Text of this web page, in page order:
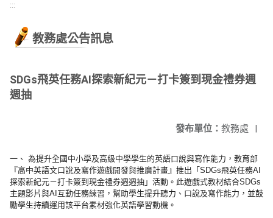
:::
教務處公告訊息
SDGs飛英任務AI探索新紀元－打卡簽到現金禮券週
週抽
發布單位： 教務處 |
一、 為提升全國中小學及高級中學學生的英語口說與寫作能力，教育部
『高中英語文口說及寫作遊戲開發與推廣計畫』推出「 SDGs飛英任務AI
探索新紀元－打卡簽到現金禮券週週抽」 活動。此遊戲式教材結合SDGs
主題影片與AI互動任務練習， 幫助學生提升聽力、口說及寫作能力， 並鼓
勵學生持續運用該平台素材強化英語學習動機。